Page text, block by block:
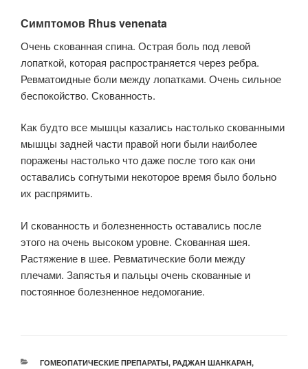
Симптомов Rhus venenata
Очень скованная спина. Острая боль под левой
лопаткой, которая распространяется через ребра.
Ревматоидные боли между лопатками. Очень сильное
беспокойство. Скованность.
Как будто все мышцы казались настолько скованными
мышцы задней части правой ноги были наиболее
поражены настолько что даже после того как они
оставались согнутыми некоторое время было больно
их распрямить.
И скованность и болезненность оставались после
этого на очень высоком уровне. Скованная шея.
Растяжение в шее. Ревматические боли между
плечами. Запястья и пальцы очень скованные и
постоянное болезненное недомогание.
РУБРИКИ
ГОМЕОПАТИЧЕСКИЕ ПРЕПАРАТЫ, РАДЖАН ШАНКАРАН,